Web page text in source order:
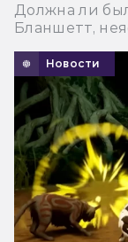
Должна ли
Бланшетт,
Новости